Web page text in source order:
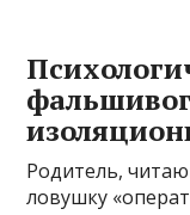
Родитель,
ловушку